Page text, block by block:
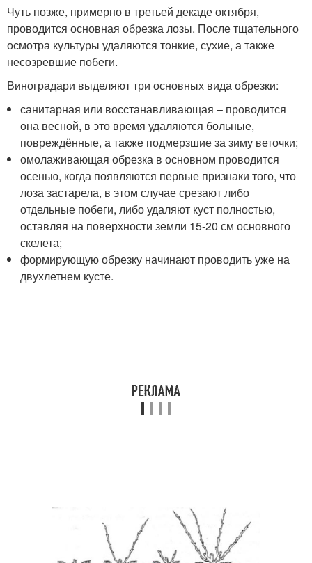
Чуть позже, примерно в третьей декаде октября,
проводится основная обрезка лозы. После тщательного
осмотра культуры удаляются тонкие, сухие, а также
несозревшие побеги.
Виноградари выделяют три основных вида обрезки:
санитарная или восстанавливающая – проводится
она весной, в это время удаляются больные,
повреждённые, а также подмерзшие за зиму веточки;
омолаживающая обрезка в основном проводится
осенью, когда появляются первые признаки того, что
лоза застарела, в этом случае срезают либо
отдельные побеги, либо удаляют куст полностью,
оставляя на поверхности земли 15-20 см основного
скелета;
формирующую обрезку начинают проводить уже на
двухлетнем кусте.